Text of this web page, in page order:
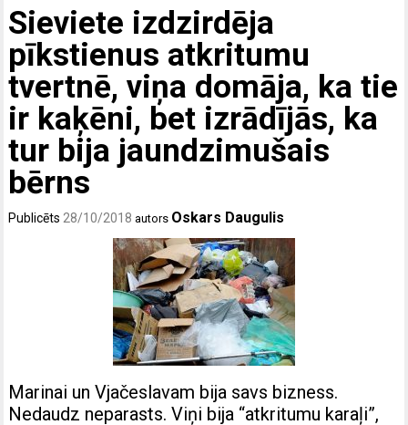
Sieviete izdzirdēja
pīkstienus atkritumu
tvertnē, viņa domāja, ka tie
ir kaķēni, bet izrādījās, ka
tur bija jaundzimušais
bērns
Publicēts 28/10/2018 autors Oskars Daugulis
Marinai un Vjačeslavam bija savs bizness.
Nedaudz neparasts. Viņi bija “atkritumu karaļi”,